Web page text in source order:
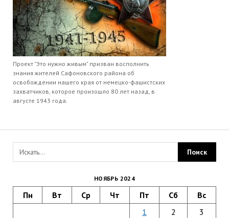
Проект "Это нужно живым" призван восполнить
знания жителей Сафоновского района об
освобождении нашего края от немецко-фашистских
захватчиков, которое произошло 80 лет назад, в
августе 1943 года.
НОЯБРЬ 2024
Пн Вт Ср Чт Пт Сб Вс
1 2
3